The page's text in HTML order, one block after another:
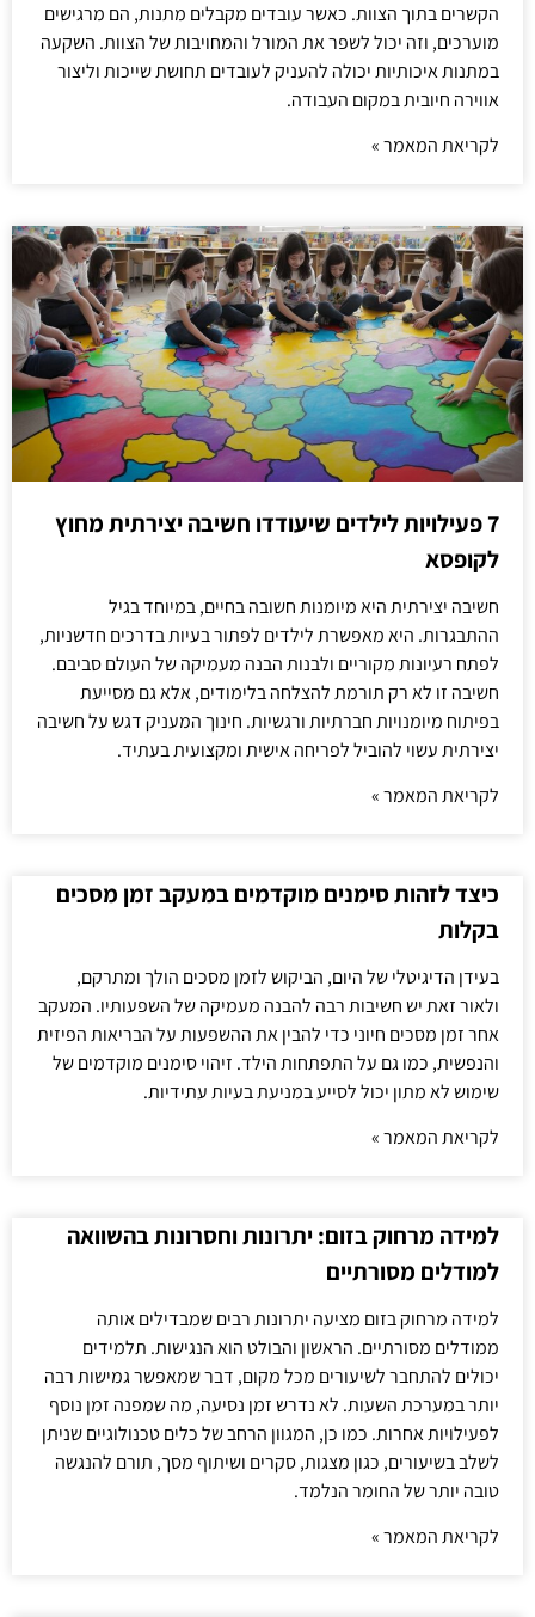
הקשרים בתוך הצוות. כאשר עובדים מקבלים מתנות, הם מרגישים
מוערכים, וזה יכול לשפר את המורל והמחויבות של הצוות. השקעה
במתנות איכותיות יכולה להעניק לעובדים תחושת שייכות וליצור
אווירה חיובית במקום העבודה.
לקריאת המאמר »
7 פעילויות לילדים שיעודדו חשיבה יצירתית מחוץ
לקופסא
חשיבה יצירתית היא מיומנות חשובה בחיים, במיוחד בגיל
ההתבגרות. היא מאפשרת לילדים לפתור בעיות בדרכים חדשניות,
לפתח רעיונות מקוריים ולבנות הבנה מעמיקה של העולם סביבם.
חשיבה זו לא רק תורמת להצלחה בלימודים, אלא גם מסייעת
בפיתוח מיומנויות חברתיות ורגשיות. חינוך המעניק דגש על חשיבה
יצירתית עשוי להוביל לפריחה אישית ומקצועית בעתיד.
לקריאת המאמר »
כיצד לזהות סימנים מוקדמים במעקב זמן מסכים
בקלות
בעידן הדיגיטלי של היום, הביקוש לזמן מסכים הולך ומתרקם,
ולאור זאת יש חשיבות רבה להבנה מעמיקה של השפעותיו. המעקב
אחר זמן מסכים חיוני כדי להבין את ההשפעות על הבריאות הפיזית
והנפשית, כמו גם על התפתחות הילד. זיהוי סימנים מוקדמים של
שימוש לא מתון יכול לסייע במניעת בעיות עתידיות.
לקריאת המאמר »
למידה מרחוק בזום: יתרונות וחסרונות בהשוואה
למודלים מסורתיים
למידה מרחוק בזום מציעה יתרונות רבים שמבדילים אותה
ממודלים מסורתיים. הראשון והבולט הוא הנגישות. תלמידים
יכולים להתחבר לשיעורים מכל מקום, דבר שמאפשר גמישות רבה
יותר במערכת השעות. לא נדרש זמן נסיעה, מה שמפנה זמן נוסף
לפעילויות אחרות. כמו כן, המגוון הרחב של כלים טכנולוגיים שניתן
לשלב בשיעורים, כגון מצגות, סקרים ושיתוף מסך, תורם להנגשה
טובה יותר של החומר הנלמד.
לקריאת המאמר »